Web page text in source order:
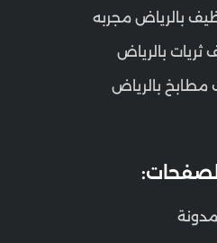
بالرياض مجربه
ثريات بالرياض
مطابخ بالرياض